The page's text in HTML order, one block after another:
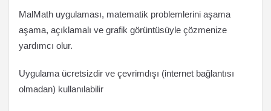
MalMath uygulaması, matematik problemlerini aşama
aşama, açıklamalı ve grafik görüntüsüyle çözmenize
yardımcı olur.
Uygulama ücretsizdir ve çevrimdışı (internet bağlantısı
olmadan) kullanılabilir